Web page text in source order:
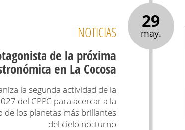
29
may.
NOTICIAS
de la próxima
en La Cocosa
la segunda actividad de la
del CPPC para acercar a la
de los planetas más brillantes
del cielo nocturno